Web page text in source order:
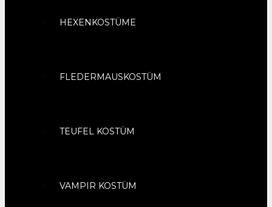
HEXENKOSTÜME
FLEDERMAUSKOSTÜM
TEUFEL KOSTÜM
VAMPIR KOSTÜM